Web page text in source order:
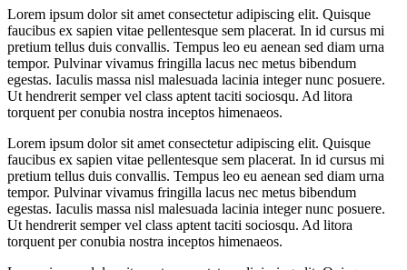
Lorem ipsum dolor sit amet consectetur adipiscing elit. Quisque
faucibus ex sapien vitae pellentesque sem placerat. In id cursus mi
pretium tellus duis convallis. Tempus leo eu aenean sed diam urna
tempor. Pulvinar vivamus fringilla lacus nec metus bibendum
egestas. Iaculis massa nisl malesuada lacinia integer nunc posuere.
Ut hendrerit semper vel class aptent taciti sociosqu. Ad litora
torquent per conubia nostra inceptos himenaeos.
Lorem ipsum dolor sit amet consectetur adipiscing elit. Quisque
faucibus ex sapien vitae pellentesque sem placerat. In id cursus mi
pretium tellus duis convallis. Tempus leo eu aenean sed diam urna
tempor. Pulvinar vivamus fringilla lacus nec metus bibendum
egestas. Iaculis massa nisl malesuada lacinia integer nunc posuere.
Ut hendrerit semper vel class aptent taciti sociosqu. Ad litora
torquent per conubia nostra inceptos himenaeos.